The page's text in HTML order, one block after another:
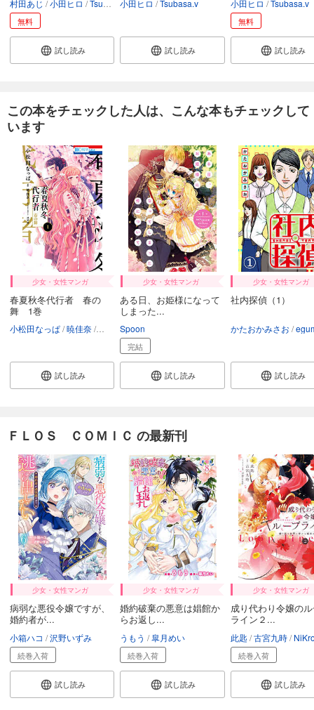
村田あじ 小田ヒロ Tsubasa.v
無料
試し読み
小田ヒロ Tsubasa.v
試し読み
小田ヒロ Tsubasa.v
無料
試し読み
この本をチェックした人は、こんな本もチェックして
います
少女・女性マンガ
春夏秋冬代行者 春の
舞 1巻
小松田なっぱ 暁佳奈 スオウ
試し読み
少女・女性マンガ
ある日、お姫様になって
しまった...
Spoon
完結
試し読み
少女・女性マンガ
社内探偵（1）
かたおかみさお
試し読み
ＦＬＯＳ ＣＯＭＩＣ の最新刊
少女・女性マンガ
病弱な悪役令嬢ですが、
婚約者が...
小箱ハコ 沢野いずみ
続巻入荷
試し読み
少女・女性マンガ
婚約破棄の悪意は娼館か
らお返し...
うもう 皐月めい
続巻入荷
試し読み
少女・女性マンガ
成り代わり令嬢の
ライン２...
此匙 古宮九時
続巻入荷
試し読み